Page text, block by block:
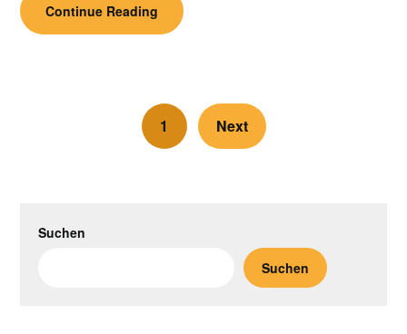
Continue Reading
1 Next
Suchen
Suchen